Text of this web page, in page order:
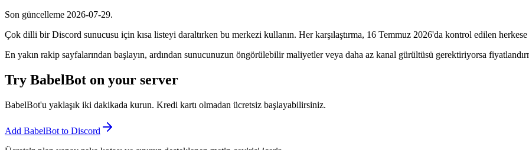
Son güncelleme 2026-07-29.
Çok dilli bir Discord sunucusu için kısa listeyi daraltırken bu merkezi kullanın. Her karşılaştırma, 16 Temmuz 2026'da kontrol edilen
En yakın rakip sayfalarından başlayın, ardından sunucunuzun öngörülebilir maliyetler veya daha az kanal gürültüsü gerektiriyorsa
Try BabelBot on your server
BabelBot'u yaklaşık iki dakikada kurun. Kredi kartı olmadan ücretsiz başlayabilirsiniz.
Add BabelBot to Discord